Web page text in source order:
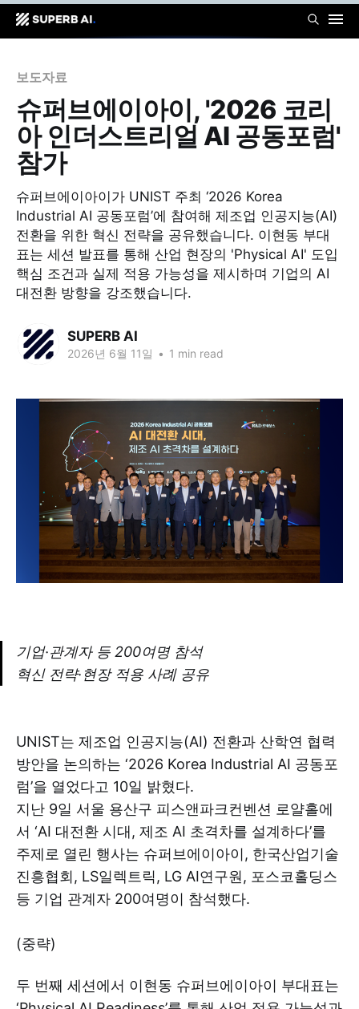
보도자료
슈퍼브에이아이, '2026 코리
아 인더스트리얼 AI 공동포럼'
참가
슈퍼브에이아이가 UNIST 주최 ‘2026 Korea
Industrial AI 공동포럼’에 참여해 제조업 인공지능(AI)
전환을 위한 혁신 전략을 공유했습니다. 이현동 부대
표는 세션 발표를 통해 산업 현장의 'Physical AI' 도입
핵심 조건과 실제 적용 가능성을 제시하며 기업의 AI
대전환 방향을 강조했습니다.
SUPERB AI
2026년 6월 11일 • 1 min read
기업·관계자 등 200여명 참석
혁신 전략·현장 적용 사례 공유
UNIST는 제조업 인공지능(AI) 전환과 산학연 협력
방안을 논의하는 ‘2026 Korea Industrial AI 공동포
럼’을 열었다고 10일 밝혔다.
지난 9일 서울 용산구 피스앤파크컨벤션 로얄홀에
서 ‘AI 대전환 시대, 제조 AI 초격차를 설계하다’를
주제로 열린 행사는 슈퍼브에이아이, 한국산업기술
진흥협회, LS일렉트릭, LG AI연구원, 포스코홀딩스
등 기업 관계자 200여명이 참석했다.
(중략)
두 번째 세션에서 이현동 슈퍼브에이아이 부대표는